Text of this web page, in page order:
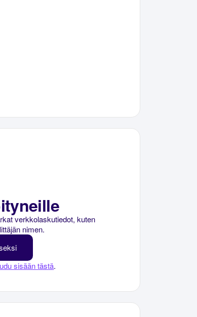
verkkolaskutiedot, kuten
nimen.
sisään tästä.